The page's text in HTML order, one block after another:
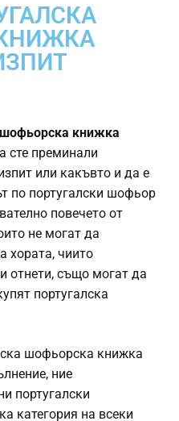
шофьорска книжка
сте преминали
или какъвто и да е
по португалски шофьор
повечето от
не могат да
хората, чиито
отнети, също могат да
португалска
шофьорска книжка
ние
португалски
категория на всеки